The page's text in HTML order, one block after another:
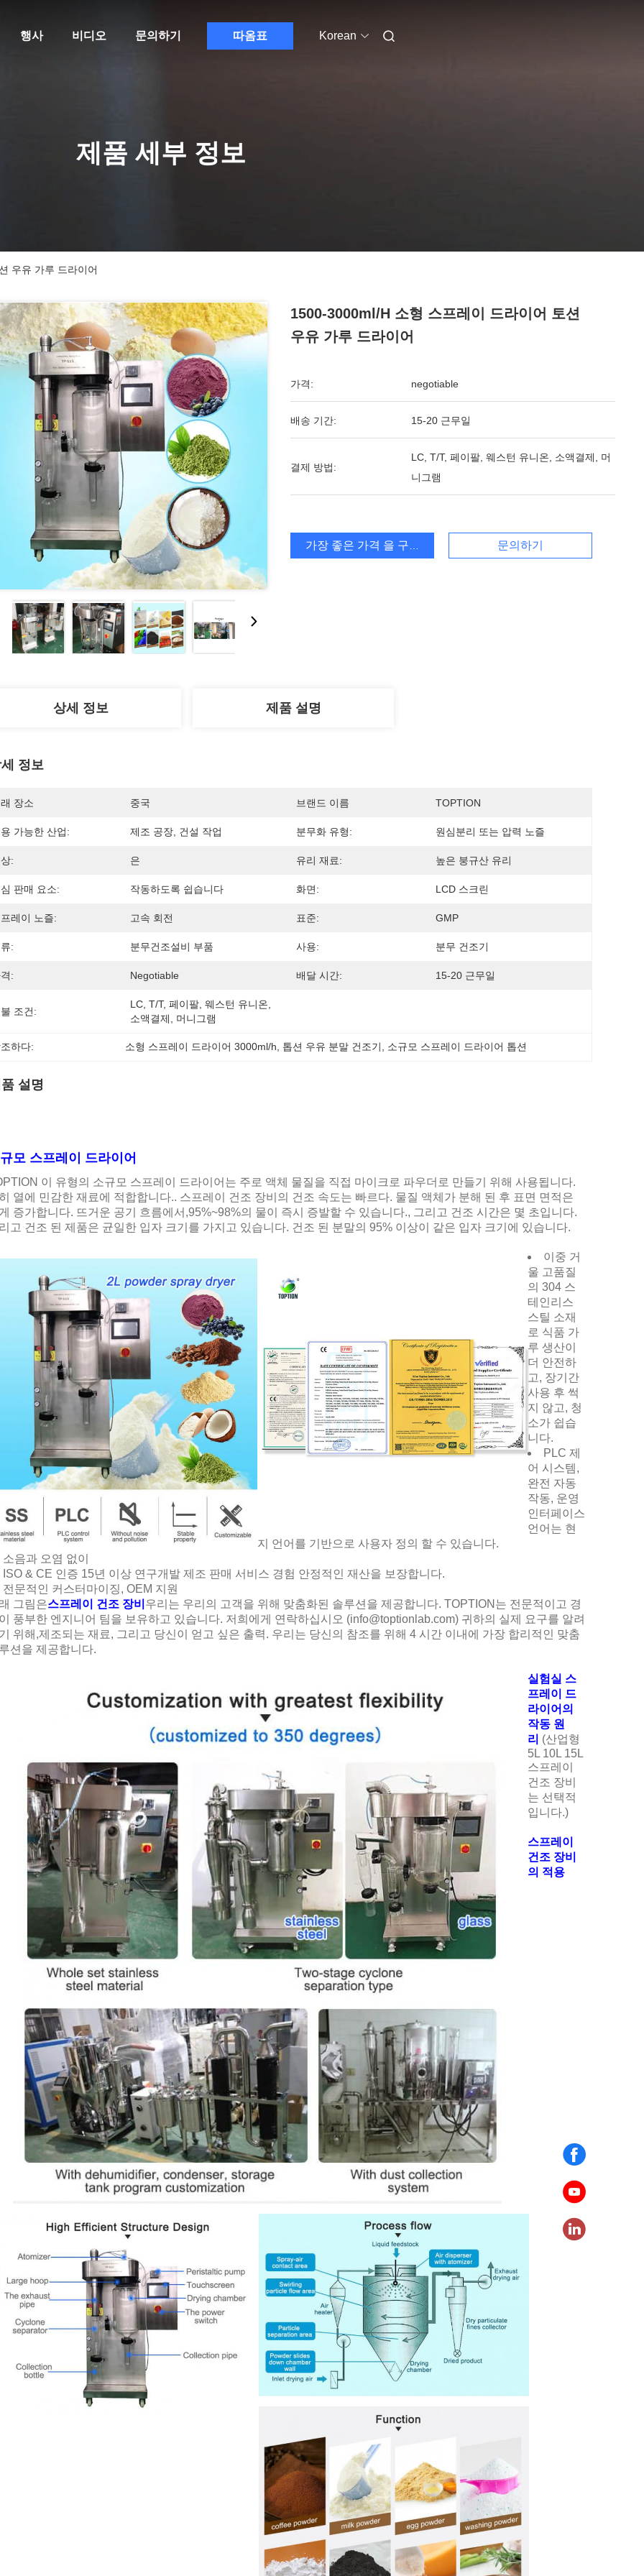
행사 비디오 문의하기 따옴표 Korean
제품 세부 정보
우유 가루 드라이어
1500-3000ml/H 소형 스프레이 드라이어 토션
우유 가루 드라이어
가격: negotiable
배송 기간: 15-20 근무일
결제 방법:
LC, T/T, 페이팔, 웨스턴 유니온, 소액결제, 머
니그램
가장 좋은 가격 을 구하라 문의하기
상세 정보 제품 설명
정보
장소 중국 브랜드 이름 TOPTION
가능한 산업: 제조 공장, 건설 작업 분무화 유형: 원심분리 또는 압력 노즐
: 은 유리 재료: 높은 붕규산 유리
판매 요소: 작동하도록 쉽습니다 화면: LCD 스크린
레이 노즐: 고속 회전 표준: GMP
: 분무건조설비 부품 사용: 분무 건조기
: Negotiable 배달 시간: 15-20 근무일
조건:
LC, T/T, 페이팔, 웨스턴 유니온,
소액결제, 머니그램
하다: 소형 스프레이 드라이어 3000ml/h 톱션 우유 분말 건조기 소규모 스프레이 드라이어 톱션
설명
모 스프레이 드라이어
이 유형의 소규모 스프레이 드라이어는 주로 액체 물질을 직접 마이크로 파우더로 만들기 위해 사용됩니다.
열에 민감한 재료에 적합합니다.. 스프레이 건조 장비의 건조 속도는 빠르다. 물질 액체가 분해 된 후 표면 면적은
증가합니다. 뜨거운 공기 흐름에서,95%~98%의 물이 즉시 증발할 수 있습니다., 그리고 건조 시간은 몇 초입니다.
고 건조 된 제품은 균일한 입자 크기를 가지고 있습니다. 건조 된 분말의 95% 이상이 같은 입자 크기에 있습니다.
이중 거
울 고품질
의 304 스
테인리스
스틸 소재
로 식품 가
루 생산이
더 안전하
고, 장기간
사용 후 썩
지 않고, 청
소가 쉽습
니다.
PLC 제
어 시스템,
완전 자동
작동, 운영
인터페이스
언어는 현
지 언어를 기반으로 사용자 정의 할 수 있습니다.
소음과 오염 없이
ISO & CE 인증 15년 이상 연구개발 제조 판매 서비스 경험 안정적인 재산을 보장합니다.
전문적인 커스터마이징, OEM 지원
그림은스프레이 건조 장비 우리는 우리의 고객을 위해 맞춤화된 솔루션을 제공합니다. TOPTION는 전문적이고 경
풍부한 엔지니어 팀을 보유하고 있습니다. 저희에게 연락하십시오 (info@toptionlab.com) 귀하의 실제 요구를 알려
위해,제조되는 재료, 그리고 당신이 얻고 싶은 출력. 우리는 당신의 참조를 위해 4 시간 이내에 가장 합리적인 맞춤
션을 제공합니다.
실험실 스
프레이 드
라이어의
작동 원
리 (산업형
5L 10L 15L
스프레이
건조 장비
는 선택적
입니다.)
스프레이
건조 장비
의 적용